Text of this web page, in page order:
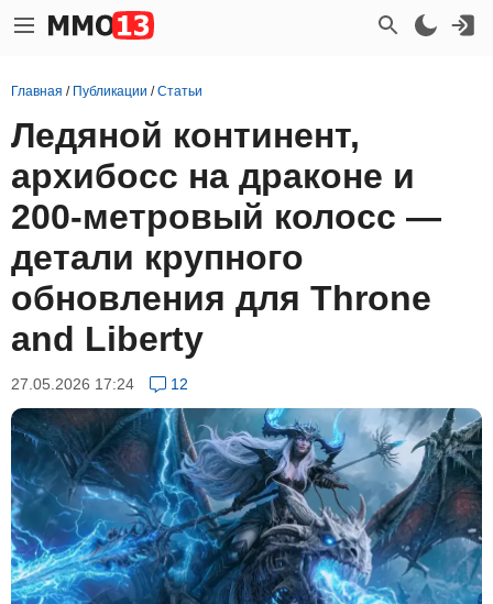
Главная / Публикации /Статьи
Ледяной континент,
архибосс на драконе и
200-метровый колосс —
детали крупного
обновления для Throne
and Liberty
27.05.2026 17:24 12